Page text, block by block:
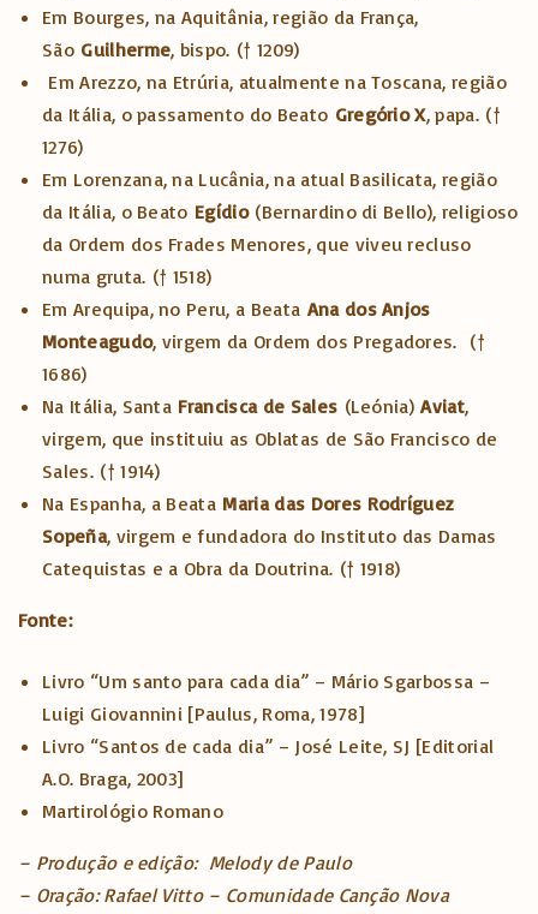
Em Bourges, na Aquitânia, região da França,
São Guilherme, bispo. († 1209)
Em Arezzo, na Etrúria, atualmente na Toscana, região
da Itália, o passamento do Beato Gregório X, papa. (†
1276)
Em Lorenzana, na Lucânia, na atual Basilicata, região
da Itália, o Beato Egídio(Bernardino di Bello), religioso
da Ordem dos Frades Menores, que viveu recluso
numa gruta. († 1518)
Em Arequipa, no Peru, a Beata Ana dos Anjos
Monteagudo, virgem da Ordem dos Pregadores. (†
1686)
Na Itália, Santa Francisca de Sales (Leónia)Aviat,
virgem, que instituiu as Oblatas de São Francisco de
Sales. († 1914)
Na Espanha, a Beata Maria das Dores Rodríguez
Sopeña, virgem e fundadora do Instituto das Damas
Catequistas e a Obra da Doutrina. († 1918)
Fonte:
Livro “Um santo para cada dia” – Mário Sgarbossa –
Luigi Giovannini [Paulus, Roma, 1978]
Livro “Santos de cada dia” – José Leite, SJ [Editorial
A.O. Braga, 2003]
Martirológio Romano
– Produção e edição: Melody de Paulo
– Oração: Rafael Vitto – Comunidade Canção Nova